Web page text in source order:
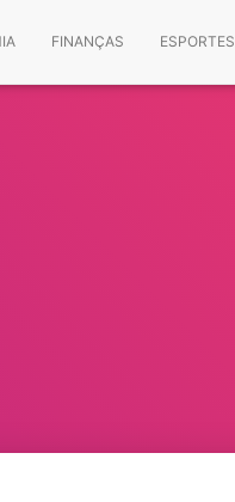
FINANÇAS ESPORTES